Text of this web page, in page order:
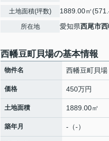
土地面積(坪数) 1889.00㎡
所在地 愛知県西尾市
西幡豆町貝場の基本情報
物件名 西幡豆町貝場
価格 450万円
土地面積 1889.00㎡
築年月 -（-）